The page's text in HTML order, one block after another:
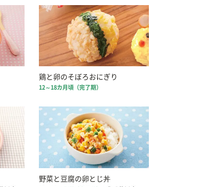
鶏と卵のそぼろおにぎり
12～18カ月頃（完了期）
野菜と豆腐の卵とじ丼